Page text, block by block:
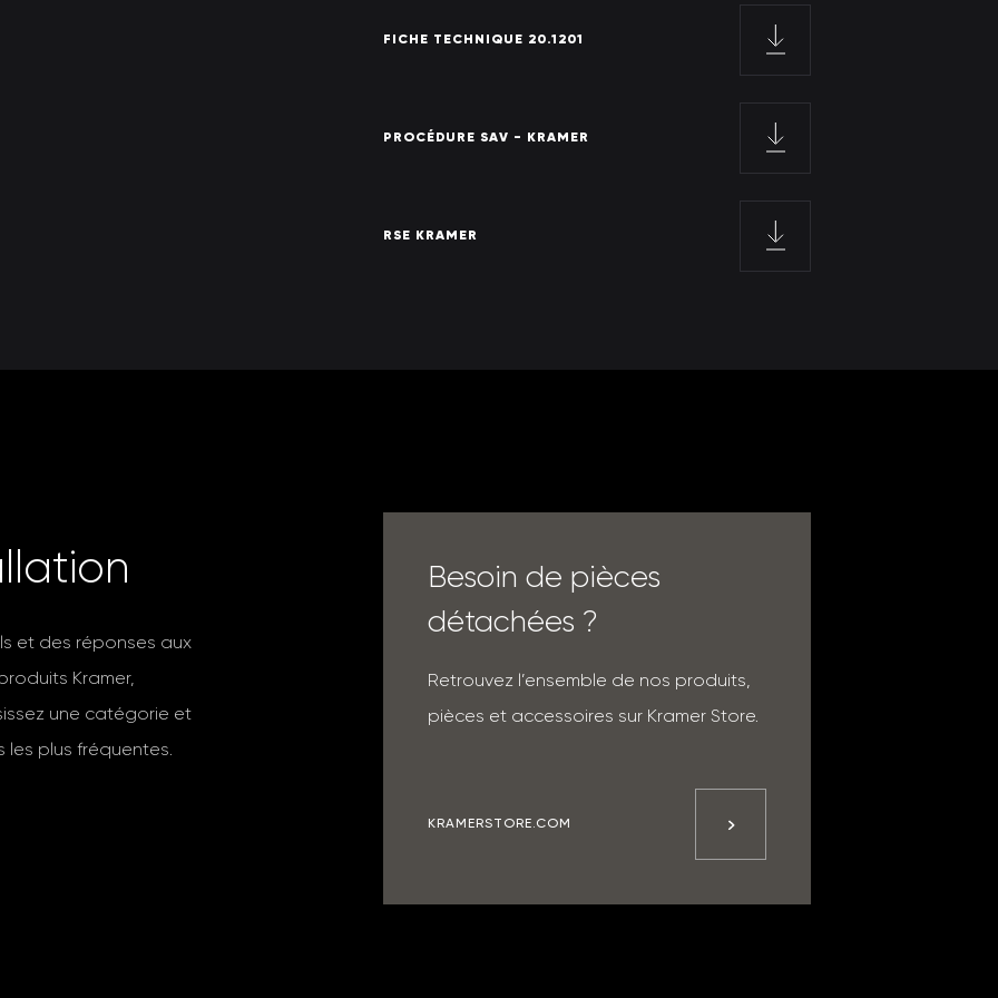
FICHE TECHNIQUE 20.1201
PROCÉDURE SAV - KRAMER
RSE KRAMER
ation
et des réponses aux
Kramer,
une catégorie et
les plus fréquentes.
Besoin de pièces
détachées ?
Retrouvez l’ensemble de nos produits,
pièces et accessoires sur Kramer Store.
KRAMERSTORE.COM